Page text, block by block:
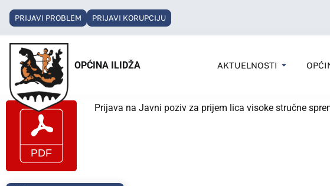
PRIJAVI PROBLEM PRIJAVI KORUPCIJU
OPĆINA ILIDŽA AKTUELNOSTI
Prijava na Javni poziv za prijem lica visoke stručne